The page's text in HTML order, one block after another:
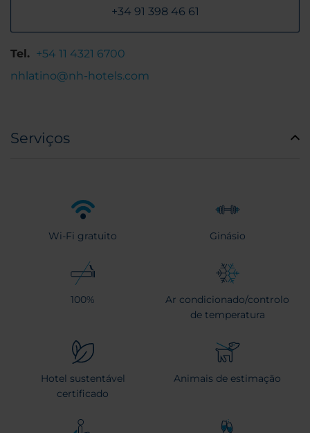
+34 91 398 46 61
Tel. +54 11 4321 6700
nhlatino@nh-hotels.com
Serviços
Wi-Fi gratuito Ginásio
100%
Ar condicionado/controlo
de temperatura
Hotel sustentável
certificado
Animais de estimação